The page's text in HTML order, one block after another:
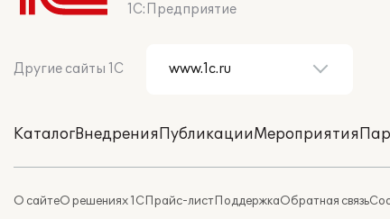
1С:Предприятие
Другие сайты 1С
КаталогВнедренияПубликацииМероприятия
О сайтеО решениях 1СПрайс-листПоддержкаОбратная связь